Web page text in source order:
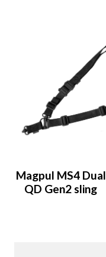
Magpul MS4 Dual
QD Gen2 sling